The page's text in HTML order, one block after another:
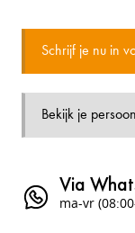
Schrijf je
Bekijk je
Via
ma-vr